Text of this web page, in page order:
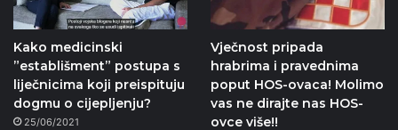
Kako medicinski
”establišment” postupa s
liječnicima koji preispituju
dogmu o cijepljenju?
25/06/2021
Vječnost pripada
hrabrima i pravednima
poput HOS-ovaca! Molimo
vas ne dirajte nas HOS-
ovce više!!